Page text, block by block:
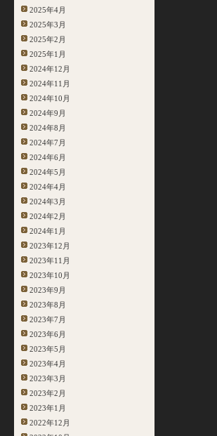
2025年4月
2025年3月
2025年2月
2025年1月
2024年12月
2024年11月
2024年10月
2024年9月
2024年8月
2024年7月
2024年6月
2024年5月
2024年4月
2024年3月
2024年2月
2024年1月
2023年12月
2023年11月
2023年10月
2023年9月
2023年8月
2023年7月
2023年6月
2023年5月
2023年4月
2023年3月
2023年2月
2023年1月
2022年12月